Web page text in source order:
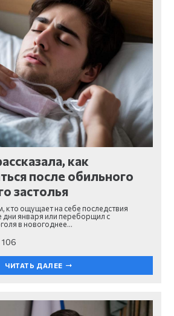
как
после обильного
застолья
кто ощущает на себе последствия
дни января или переборщил с
в новогоднее…
106
ЧИТАТЬ ДАЛЕЕ